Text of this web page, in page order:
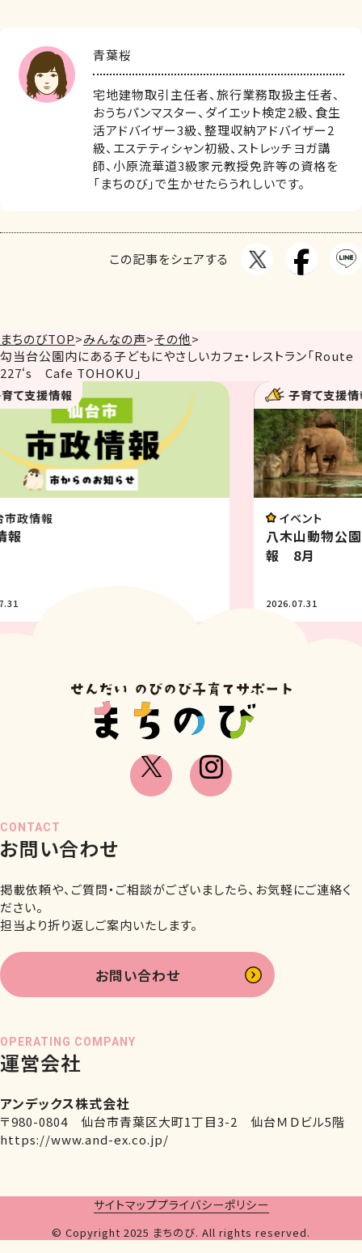
青葉桜
宅地建物取引主任者、旅行業務取扱主任者、
おうちパンマスター、ダイエット検定2級、食生
活アドバイザー3級、整理収納アドバイザー2
級、エステティシャン初級、ストレッチヨガ講
師、小原流華道3級家元教授免許等の資格を
「まちのび」で生かせたらうれしいです。
この記事をシェアする
まちのびTOP>みんなの声>その他>
勾当台公園内にある子どもにやさしいカフェ・レストラン「Route
227‘s Cafe TOHOKU」
子育て支援情報
八木山動物公園フジサキの杜イベント情
OPERATING COMPANY
運営会社
アンデックス株式会社
〒980-0804 仙台市青葉区大町1丁目3-2 仙台ＭＤビル5階
https://www.and-ex.co.jp/
CONTACT
お問い合わせ
掲載依頼や、ご質問・ご相談がございましたら、お気軽にご連絡く
ださい。
担当より折り返しご案内いたします。
お問い合わせ
サイトマッププライバシーポリシー
© Copyright 2025 まちのび. All rights reserved.